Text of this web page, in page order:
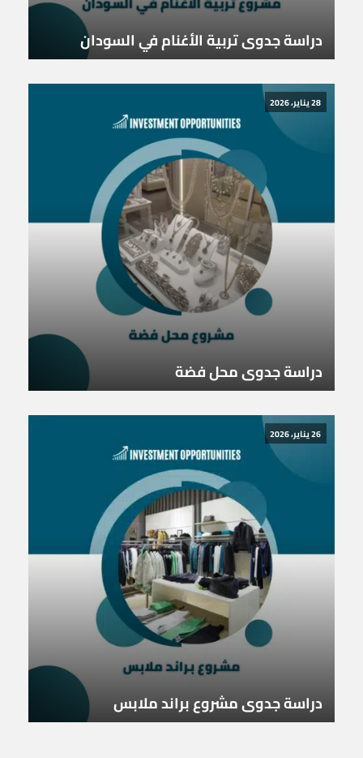
دراسة جدوى تربية الأغنام في السودان
28 يناير، 2026
دراسة جدوى محل فضة
26 يناير، 2026
دراسة جدوى مشروع براند ملابس